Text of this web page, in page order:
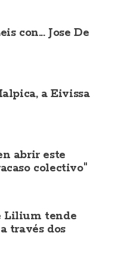
con... Jose De
a Eivissa
abrir este
colectivo"
Lilium tende
través dos